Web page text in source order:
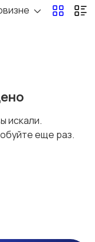
центры
искали.
еще раз.